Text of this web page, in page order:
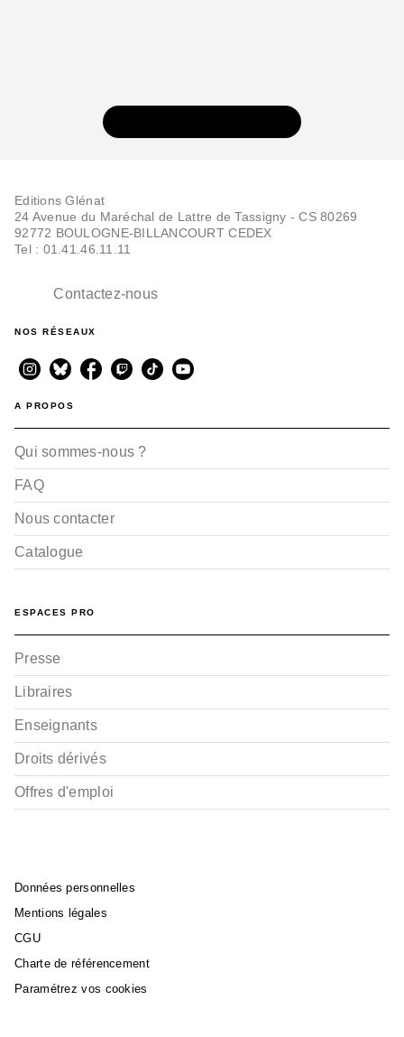
Editions Glénat
24 Avenue du Maréchal de Lattre de Tassigny - CS 80269
92772 BOULOGNE-BILLANCOURT CEDEX
Tel : 01.41.46.11.11
Contactez-nous
NOS RÉSEAUX
A PROPOS
Qui sommes-nous ?
FAQ
Nous contacter
Catalogue
ESPACES PRO
Presse
Libraires
Enseignants
Droits dérivés
Offres d'emploi
Données personnelles
Mentions légales
CGU
Charte de référencement
Paramétrez vos cookies